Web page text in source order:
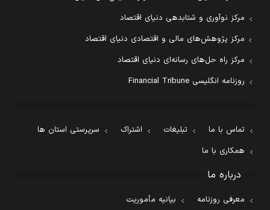
مرکز نوآوری و شتابدهی دنیای اقتصاد
مرکز پژوهش‌های مالی و اقتصادی دنیای اقتصاد
مرکز راه حل‌های رسانه‌ای دنیای اقتصاد
روزنامه انگلیسی Financial Tribune
تماس با ما تبلیغات اشتراک
سرپرستی استان ها
همکاری با ما
درباره ما
معرفی روزنامه بیانیه مأموریت